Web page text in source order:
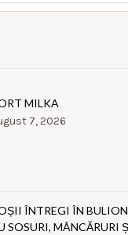
MILKA
7, 2026
ÎNTREGI ÎN
SOSURI, MÂNCĂRURI